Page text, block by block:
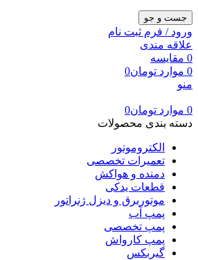
جست و جو
ورود / فرم ثبت نام
علاقه مندی
0 مقایسه
0 موارد تومان0
منو
0 موارد تومان0
دسته بندی محصولات
الکتروموتور
تعمیرات تخصصی
دمنده و هواکش
قطعات یدکی
موتوربرق و دیزل ژنراتور
پمپ آب
پمپ تخصصی
پمپ کارواش
گیربکس